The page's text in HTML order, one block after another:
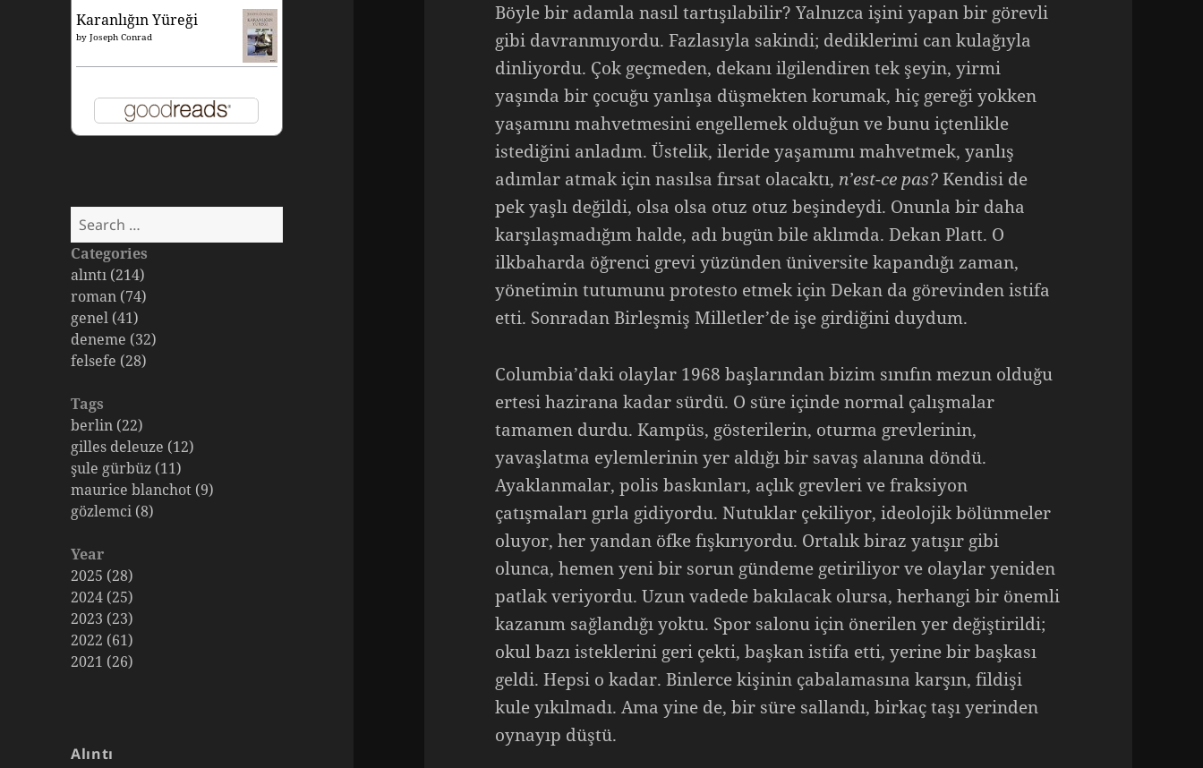
Karanlığın Yüreği
byJoseph Conrad
Search
for:
Categories
alıntı (214)
roman (74)
genel (41)
deneme (32)
felsefe (28)
Tags
berlin (22)
gilles deleuze (12)
şule gürbüz (11)
maurice blanchot (9)
gözlemci (8)
Year
2025 (28)
2024 (25)
2023 (23)
2022 (61)
2021 (26)
Alıntı
Böyle bir adamla nasıl tartışılabilir? Yalnızca işini yapan bir görevli
gibi davranmıyordu. Fazlasıyla sakindi; dediklerimi can kulağıyla
dinliyordu. Çok geçmeden, dekanı ilgilendiren tek şeyin, yirmi
yaşında bir çocuğu yanlışa düşmekten korumak, hiç gereği yokken
yaşamını mahvetmesini engellemek olduğun ve bunu içtenlikle
istediğini anladım. Üstelik, ileride yaşamımı mahvetmek, yanlış
adımlar atmak için nasılsa fırsat olacaktı, n’est-ce pas?Kendisi de
pek yaşlı değildi, olsa olsa otuz otuz beşindeydi. Onunla bir daha
karşılaşmadığım halde, adı bugün bile aklımda. Dekan Platt. O
ilkbaharda öğrenci grevi yüzünden üniversite kapandığı zaman,
yönetimin tutumunu protesto etmek için Dekan da görevinden istifa
etti. Sonradan Birleşmiş Milletler’de işe girdiğini duydum.
Columbia’daki olaylar 1968 başlarından bizim sınıfın mezun olduğu
ertesi hazirana kadar sürdü. O süre içinde normal çalışmalar
tamamen durdu. Kampüs, gösterilerin, oturma grevlerinin,
yavaşlatma eylemlerinin yer aldığı bir savaş alanına döndü.
Ayaklanmalar, polis baskınları, açlık grevleri ve fraksiyon
çatışmaları gırla gidiyordu. Nutuklar çekiliyor, ideolojik bölünmeler
oluyor, her yandan öfke fışkırıyordu. Ortalık biraz yatışır gibi
olunca, hemen yeni bir sorun gündeme getiriliyor ve olaylar yeniden
patlak veriyordu. Uzun vadede bakılacak olursa, herhangi bir önemli
kazanım sağlandığı yoktu. Spor salonu için önerilen yer değiştirildi;
okul bazı isteklerini geri çekti, başkan istifa etti, yerine bir başkası
geldi. Hepsi o kadar. Binlerce kişinin çabalamasına karşın, fildişi
kule yıkılmadı. Ama yine de, bir süre sallandı, birkaç taşı yerinden
oynayıp düştü.